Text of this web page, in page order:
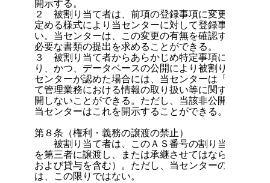
開示する。
２　被割り当て者は、前項の登録事項に変更が生じ
定める様式により当センターに対して登録事項の変
い。当センターは、この変更の有無を確認するため
必要な書類の提出を求めることができる。
３　被割り当て者からあらかじめ特定事項について
り、かつ、データベースの公開により被割り当て者
センターが認めた場合には、当センターは「ＪＰＮ
て管理業務における情報の取り扱い等に関する規則
開しないことができる。ただし、当該非公開事項で
当センターはこれを開示することができる。
第８条（権利・義務の譲渡の禁止）
被割り当て者は、このＡＳ番号の割り当てにより
を第三者に譲渡し、または承継させてはならない（
および貸与を含む）。ただし、当センターの書面に
は、この限りではない。